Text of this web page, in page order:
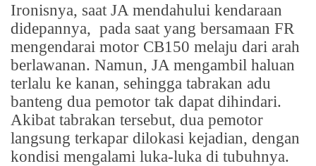
Ironisnya, saat JA mendahului kendaraan
didepannya, pada saat yang bersamaan FR
mengendarai motor CB150 melaju dari arah
berlawanan. Namun, JA mengambil haluan
terlalu ke kanan, sehingga tabrakan adu
banteng dua pemotor tak dapat dihindari.
Akibat tabrakan tersebut, dua pemotor
langsung terkapar dilokasi kejadian, dengan
kondisi mengalami luka-luka di tubuhnya.